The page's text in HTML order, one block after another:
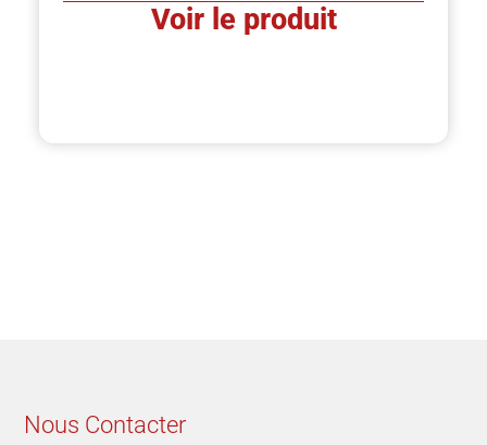
Voir le produit
Nous Contacter